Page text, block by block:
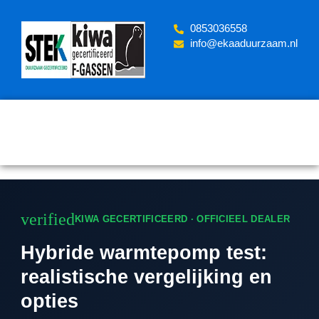
content
‪0853036558
info@ekaaduurzaam.nl
verified KIWA GECERTIFICEERD · OFFICIEEL DEALER
Hybride warmtepomp test:
realistische vergelijking en
opties